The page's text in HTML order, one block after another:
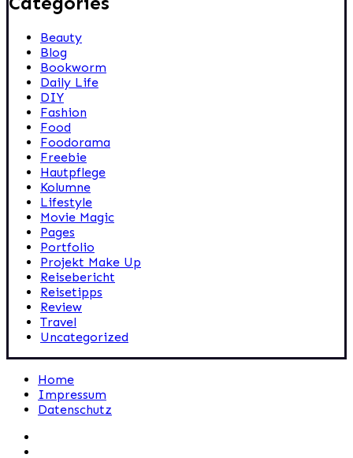
Beauty
Blog
Bookworm
Daily Life
DIY
Fashion
Food
Foodorama
Freebie
Hautpflege
Kolumne
Lifestyle
Movie Magic
Pages
Portfolio
Projekt Make Up
Reisebericht
Reisetipps
Review
Travel
Uncategorized
Home
Impressum
Datenschutz